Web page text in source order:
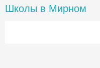
Школы в Мирном